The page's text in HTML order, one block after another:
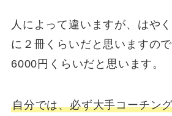
人によって違いますが、はや
に２冊くらいだと思いますの
6000円くらいだと思います。
自分では、必ず大手コーチン